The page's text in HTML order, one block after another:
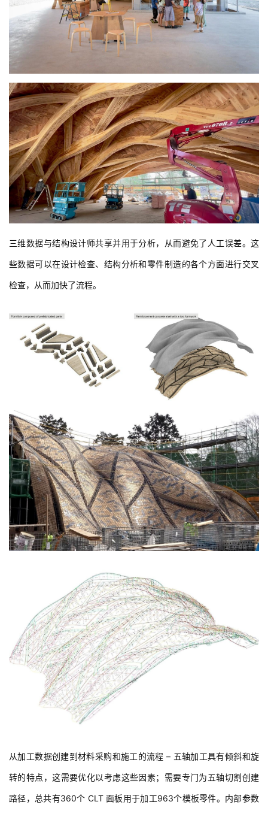
筑
设
计
计
城
三维数据与结构设计师共享并用于分析，从而避免了人工误差。这
些数据可以在设计检查、结构分析和零件制造的各个方面进行交叉
检查，从而加快了流程。
从加工数据创建到材料采购和施工的流程 – 五轴加工具有倾斜和旋
转的特点，这需要优化以考虑这些因素；需要专门为五轴切割创建
路径，总共有360个 CLT 面板用于加工963个模板零件。内部参数